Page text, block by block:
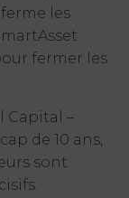
les
fermer les
Capital –
de 10 ans,
sont